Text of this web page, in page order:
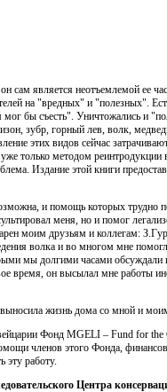
сам является неотъемлемой ее
на "вредных" и "полезных".
бы съесть". Уничтожались и
зубр, горный лев, волк,
этих видов сейчас
только методом реинтродукции
Издание этой книги
и помощь которых трудно
меня, но и помог
моим друзьям и коллегам:
волка и во многом мне
мы долгими часами обсуждали
время, он высылал мне работы
жизнь дома со мной и
Фонд MGELI – Fund for the
членов этого Фонда,
эту работу.
Центра